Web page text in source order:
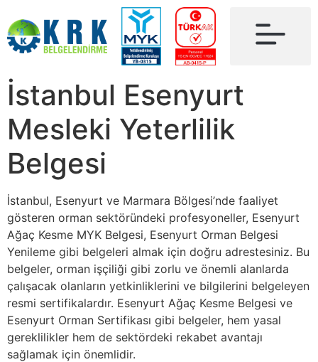
İstanbul Esenyurt
Mesleki Yeterlilik
Belgesi
İstanbul, Esenyurt ve Marmara Bölgesi’nde faaliyet
gösteren orman sektöründeki profesyoneller, Esenyurt
Ağaç Kesme MYK Belgesi, Esenyurt Orman Belgesi
Yenileme gibi belgeleri almak için doğru adrestesiniz. Bu
belgeler, orman işçiliği gibi zorlu ve önemli alanlarda
çalışacak olanların yetkinliklerini ve bilgilerini belgeleyen
resmi sertifikalardır. Esenyurt Ağaç Kesme Belgesi ve
Esenyurt Orman Sertifikası gibi belgeler, hem yasal
gereklilikler hem de sektördeki rekabet avantajı
sağlamak için önemlidir.